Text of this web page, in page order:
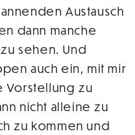
Austausch
dann manche
sehen. Und
auch ein, mit mir
Vorstellung zu
nicht alleine zu
zu kommen und